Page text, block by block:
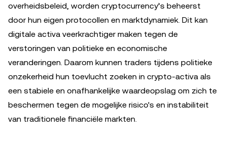
overheidsbeleid, worden cryptocurrency’s beheerst
door hun eigen protocollen en marktdynamiek. Dit kan
digitale activa veerkrachtiger maken tegen de
verstoringen van politieke en economische
veranderingen. Daarom kunnen traders tijdens politieke
onzekerheid hun toevlucht zoeken in crypto-activa als
een stabiele en onafhankelijke waardeopslag om zich te
beschermen tegen de mogelijke risico's en instabiliteit
van traditionele financiële markten.